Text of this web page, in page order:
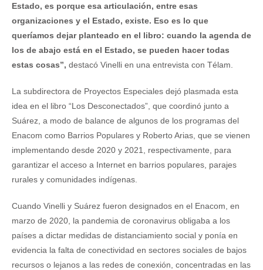
Estado, es porque esa articulación, entre esas
organizaciones y el Estado, existe. Eso es lo que
queríamos dejar planteado en el libro: cuando la agenda de
los de abajo está en el Estado, se pueden hacer todas
estas cosas”, destacó Vinelli en una entrevista con Télam.
La subdirectora de Proyectos Especiales dejó plasmada esta
idea en el libro “Los Desconectados”, que coordinó junto a
Suárez, a modo de balance de algunos de los programas del
Enacom como Barrios Populares y Roberto Arias, que se vienen
implementando desde 2020 y 2021, respectivamente, para
garantizar el acceso a Internet en barrios populares, parajes
rurales y comunidades indígenas.
Cuando Vinelli y Suárez fueron designados en el Enacom, en
marzo de 2020, la pandemia de coronavirus obligaba a los
países a dictar medidas de distanciamiento social y ponía en
evidencia la falta de conectividad en sectores sociales de bajos
recursos o lejanos a las redes de conexión, concentradas en las